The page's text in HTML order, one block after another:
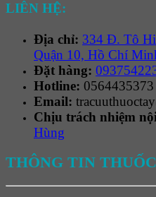
LIÊN HỆ:
Địa chỉ: 334 Đ. Tô
Quận 10, Hồ Chí
Đặt hàng:
Hotline: 0564435373
Email:
Chịu trách nhiệm
Hùng
THÔNG TIN